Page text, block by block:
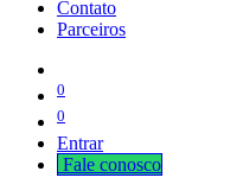
Contato
Parceiros
0
0
Entrar
Fale cono​​​​​​​​sco